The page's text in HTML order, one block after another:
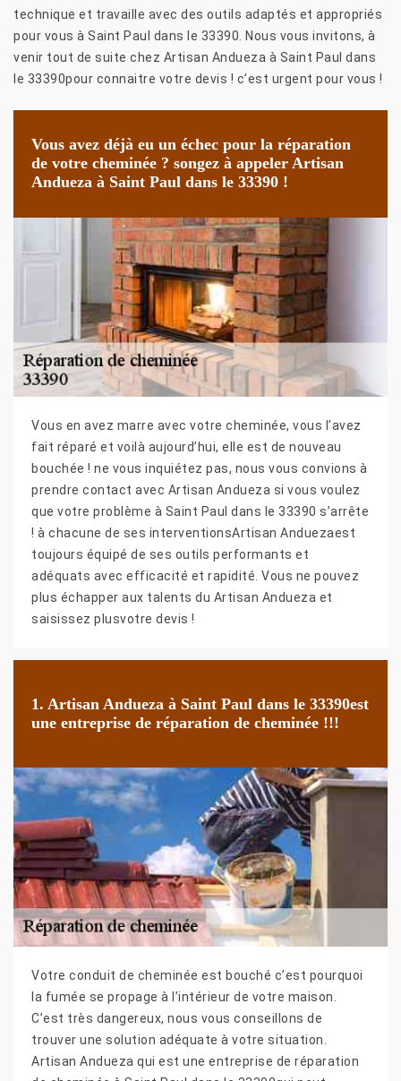
technique et travaille avec des outils adaptés et appropriés
pour vous à Saint Paul dans le 33390. Nous vous invitons, à
venir tout de suite chez Artisan Andueza à Saint Paul dans
le 33390pour connaitre votre devis ! c’est urgent pour vous !
Vous avez déjà eu un échec pour la réparation
de votre cheminée ? songez à appeler Artisan
Andueza à Saint Paul dans le 33390 !
Vous en avez marre avec votre cheminée, vous l’avez
fait réparé et voilà aujourd’hui, elle est de nouveau
bouchée ! ne vous inquiétez pas, nous vous convions à
prendre contact avec Artisan Andueza si vous voulez
que votre problème à Saint Paul dans le 33390 s’arrête
! à chacune de ses interventionsArtisan Anduezaest
toujours équipé de ses outils performants et
adéquats avec efficacité et rapidité. Vous ne pouvez
plus échapper aux talents du Artisan Andueza et
saisissez plusvotre devis !
1. Artisan Andueza à Saint Paul dans le 33390est
une entreprise de réparation de cheminée !!!
Votre conduit de cheminée est bouché c’est pourquoi
la fumée se propage à l’intérieur de votre maison.
C’est très dangereux, nous vous conseillons de
trouver une solution adéquate à votre situation.
Artisan Andueza qui est une entreprise de réparation